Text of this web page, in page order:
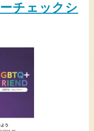
チェックシ